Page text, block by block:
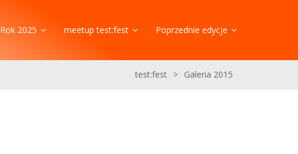
Rok 2025 meetup test:fest Poprzednie edycje
test:fest > Galeria 2015